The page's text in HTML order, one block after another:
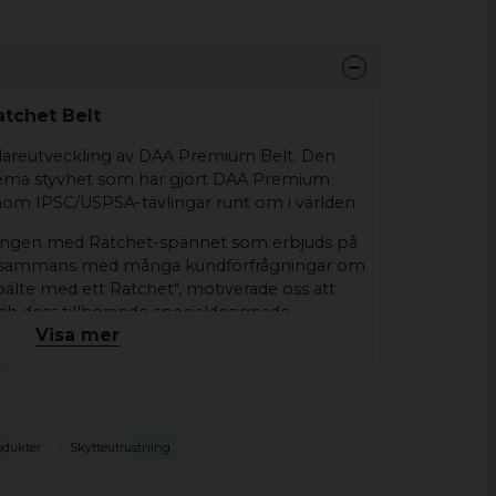
Belt
av DAA Premium Belt. Den
styvhet som har gjort DAA Premium
IPSC/USPSA-tävlingar runt om i världen.
med Ratchet-spännet som erbjuds på
med många kundförfrågningar om
med ett Ratchet", motiverade oss att
dess tillhörande specialdesignade
Belt är gjort kortare, utformat för att
ihop och hålls fast runt midjan med hjälp
Stap-spänne. Detta gör det
när han skjuter och lossa det ett par
Visa mer
Skytteutrustning